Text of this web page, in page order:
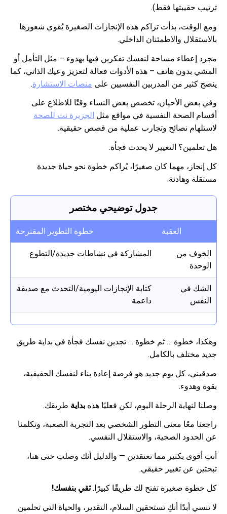
ترتيب حقيبتها فقط).
ومع الوقت، بدأت تراكم هذه الإنجازات الصغيرة يُقوي شعورها
بالاستقلال والاطمئنان الداخلي.
مجرد إعطاء مساحة لنفسك تفكرين فيها بهدوء – مثل التأمل أو
المشي بدون هاتف – هذه الأدوات فعالة لتعزيز وعيك الذاتي، كما
ينصح كثير من المدربين النفسيين على منصات الاستشارة.
وفي بعض الأحيان، تخصص بعض النساء وقتًا للاطلاع على
أقسام الصحة النفسية في مواقع مثل الجزيرة نت للصحة
لاستلهام نصائح وتجارب عملية من قصص حقيقية.
هل تعلمين؟ التغيير لا يحدث فجأة.
كل إنجاز، مهما كان صغيرًا، يُراكم خطوة نحو حياة جديدة
مستقلة وهادئة.
جدول توضيحي مختصر
العقبة خطوة التطوير المقترحة
الخوف من
الوحدة
المشاركة في نشاطات جديدة/التطوع
الشك في
النفس
كتابة الإنجازات اليومية/التحدث مع صديقة
داعمة
وهكذا، خطوة … ثم خطوة … تجدين نفسك فجأة في بداية طريق
جديد مختلف بالكامل.
صدقيني، كل يوم جديد هو فرصة إعادة بناء لنفسك الحقيقية،
بقوة وهدوء.
وصلنا لنهاية الرحلة اليوم، لكن فعليًا هذه بداية طريقك.
راجعنا معًا معنى التطور الشخصي بعد التجربة الصعبة، وتكلمنا
عن الحدود الصحية، والاستقلال النفسي.
أنتِ أقوى بكثير مما تعتقدين — والدليل أنك وصلتِ حتى هنا،
تبحثين عن تغيير حقيقي.
كل خطوة صغيرة تفتح لك طريقًا كبيرًا.ثقي بنفسك!
لا تنسي أبدًا أنكِ تستحقين السلام، التقدير، والحياة التي تحلمين